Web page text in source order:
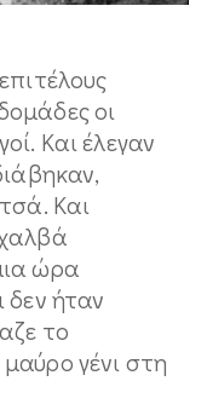
οι
Και έλεγαν
Και
ώρα
δεν ήταν
το
γένι στη